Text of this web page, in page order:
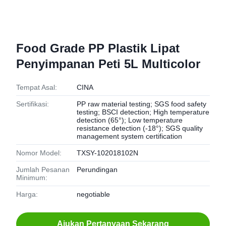
Food Grade PP Plastik Lipat
Penyimpanan Peti 5L Multicolor
Tempat Asal: CINA
Sertifikasi:
PP raw material testing; SGS food safety
testing; BSCI detection; High temperature
detection (65°); Low temperature
resistance detection (-18°); SGS quality
management system certification
Nomor Model: TXSY-102018102N
Jumlah Pesanan
Minimum:
Perundingan
Harga: negotiable
Ajukan Pertanyaan Sekarang